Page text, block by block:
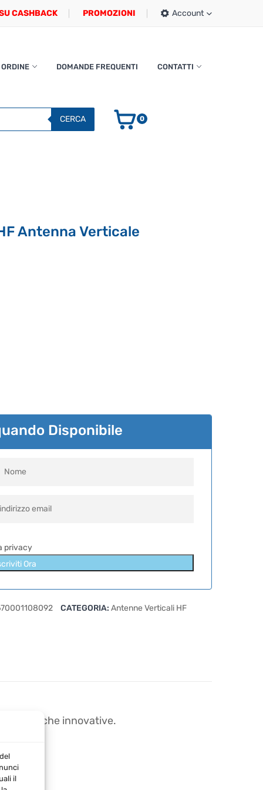
il
CASHBACK PROMOZIONI Account
DOMANDE FREQUENTI CONTATTI
CERCA 0
Antenna Verticale
Disponibile
privacy
Ora
CATEGORIA: Antenne Verticali HF
innovative.